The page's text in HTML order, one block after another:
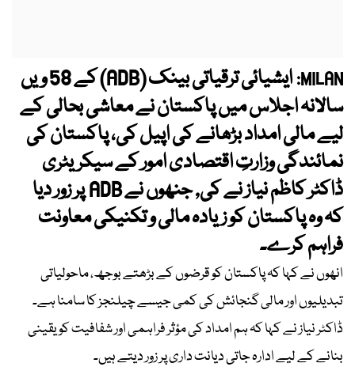
MILAN:
ایشیائی ترقیاتی بینک (ADB) کے 58 ویں
سالانہ اجلاس میں پاکستان نے معاشی بحالی کے
لیے مالی امداد بڑھانے کی اپیل کی، پاکستان کی
نمائندگی وزارتِ اقتصادی امور کے سیکریٹری
ڈاکٹر کاظم نیاز نے کی, جنھوں نے ADB پر زور دیا
کہ وہ پاکستان کو زیادہ مالی و تکنیکی معاونت
فراہم کرے۔
انھوں نے کہا کہ پاکستان کو قرضوں کے بڑھتے بوجھ، ماحولیاتی
تبدیلیوں اور مالی گنجائش کی کمی جیسے چیلنجز کا سامنا ہے۔
ڈاکٹر نیاز نے کہا کہ ہم امداد کی مؤثر فراہمی اور شفافیت کو یقینی
بنانے کے لیے ادارہ جاتی دیانت داری پر زور دیتے ہیں۔